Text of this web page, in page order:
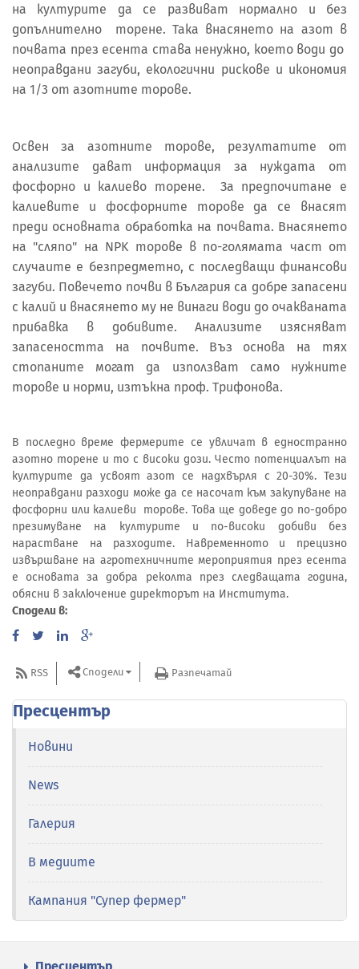
на културите да се развиват нормално и без
допълнително торене. Така внасянето на азот в
почвата през есента става ненужно, което води до
неоправдани загуби, екологични рискове и икономия
на 1/3 от азотните торове.
Освен за азотните торове, резултатите от
анализите дават информация за нуждата от
фосфорно и калиево торене. За предпочитане е
калиевите и фосфорните торове да се внасят
преди основната обработка на почвата. Внасянето
на "сляпо" на NPK торове в по-голямата част от
случаите е безпредметно, с последващи финансови
загуби. Повечето почви в България са добре запасени
с калий и внасянето му не винаги води до очакваната
прибавка в добивите. Анализите изясняват
запасеността на почвите. Въз основа на тях
стопаните могат да използват само нужните
торове и норми, изтъкна проф. Трифонова.
В последно време фермерите се увличат в едностранно
азотно торене и то с високи дози. Често потенциалът на
културите да усвоят азот се надхвърля с 20-30%. Тези
неоправдани разходи може да се насочат към закупуване на
фосфорни или калиеви торове. Това ще доведе до по-добро
презимуване на културите и по-високи добиви без
нарастване на разходите. Навременното и прецизно
извършване на агротехничните мероприятия през есента
е основата за добра реколта през следващата година,
обясни в заключение директорът на Института.
Сподели в:
RSS Сподели Разпечатай
Пресцентър
Новини
News
Галерия
В медиите
Кампания "Супер фермер"
Пресцентър